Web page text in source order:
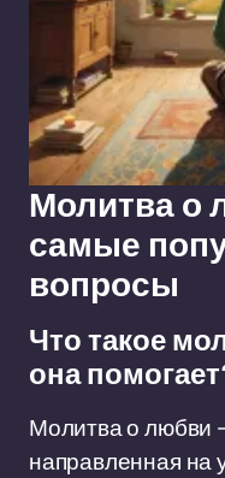
Молитва о
самые
вопросы
Что такое
она
Молитва о любви
направленная на